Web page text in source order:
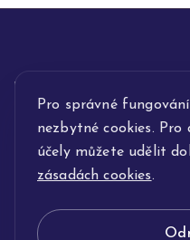
Pro správné
nezbytné cookies.
účely můžete udělit
zásadách cookies.
INFORMACE
POPIS SLUŽEB